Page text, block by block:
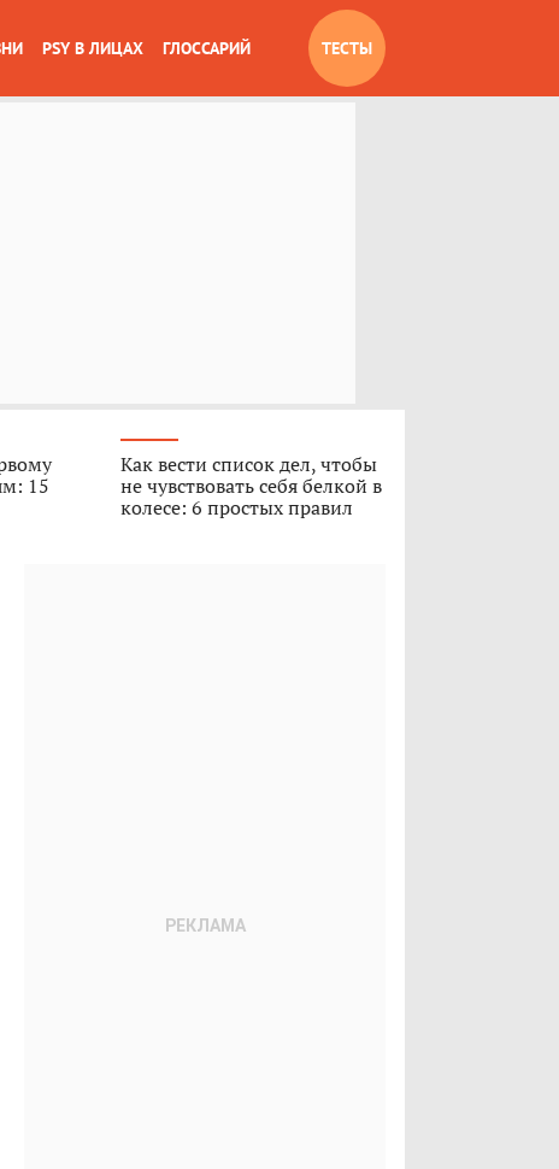
PSY В ЛИЦАХ ГЛОССАРИЙ ТЕСТЫ
15
Как вести список дел, чтобы
не чувствовать себя белкой в
колесе: 6 простых правил